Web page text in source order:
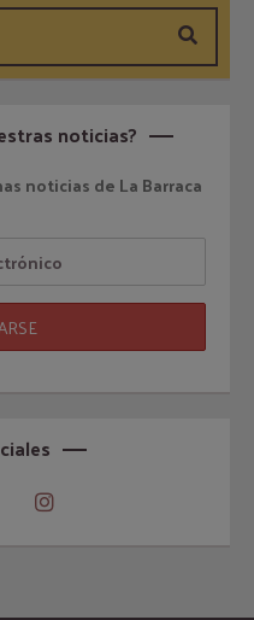
noticias?
noticias de La Barraca